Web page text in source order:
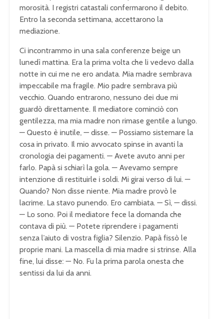
morosità. I registri catastali confermarono il debito.
Entro la seconda settimana, accettarono la
mediazione.
Ci incontrammo in una sala conferenze beige un
lunedì mattina. Era la prima volta che li vedevo dalla
notte in cui me ne ero andata. Mia madre sembrava
impeccabile ma fragile. Mio padre sembrava più
vecchio. Quando entrarono, nessuno dei due mi
guardò direttamente. Il mediatore cominciò con
gentilezza, ma mia madre non rimase gentile a lungo.
— Questo è inutile, — disse. — Possiamo sistemare la
cosa in privato. Il mio avvocato spinse in avanti la
cronologia dei pagamenti. — Avete avuto anni per
farlo. Papà si schiarì la gola. — Avevamo sempre
intenzione di restituirle i soldi. Mi girai verso di lui. —
Quando? Non disse niente. Mia madre provò le
lacrime. La stavo punendo. Ero cambiata. — Sì, — dissi.
— Lo sono. Poi il mediatore fece la domanda che
contava di più. — Potete riprendere i pagamenti
senza l’aiuto di vostra figlia? Silenzio. Papà fissò le
proprie mani. La mascella di mia madre si strinse. Alla
fine, lui disse: — No. Fu la prima parola onesta che
sentissi da lui da anni.